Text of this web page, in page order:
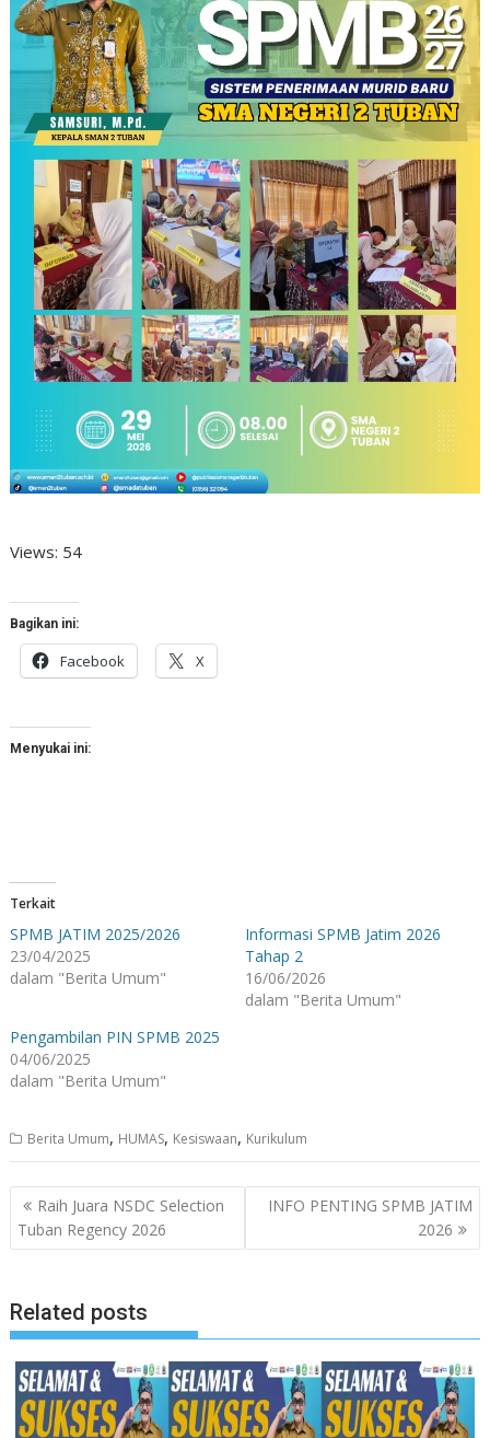
Views: 54
Bagikan ini:
Facebook X
Menyukai ini:
Terkait
SPMB JATIM 2025/2026
23/04/2025
dalam "Berita Umum"
Informasi SPMB Jatim 2026
Tahap 2
16/06/2026
dalam "Berita Umum"
Pengambilan PIN SPMB 2025
04/06/2025
dalam "Berita Umum"
Berita Umum, HUMAS, Kesiswaan, Kurikulum
Navigasi
pos
Raih Juara NSDC Selection
Tuban Regency 2026
INFO PENTING SPMB JATIM
2026
Related posts